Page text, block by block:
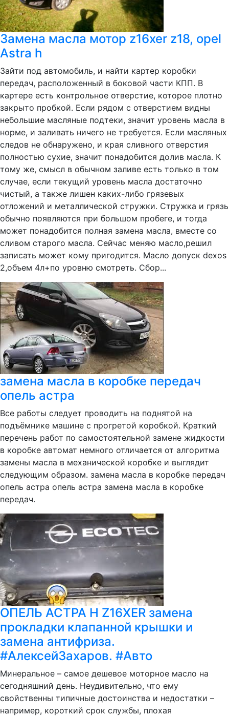
Замена масла мотор z16xer z18, opel
Astra h
Зайти под автомобиль, и найти картер коробки
передач, расположенный в боковой части КПП. В
картере есть контрольное отверстие, которое плотно
закрыто пробкой. Если рядом с отверстием видны
небольшие масляные подтеки, значит уровень масла в
норме, и заливать ничего не требуется. Если масляных
следов не обнаружено, и края сливного отверстия
полностью сухие, значит понадобится долив масла. К
тому же, смысл в обычном заливе есть только в том
случае, если текущий уровень масла достаточно
чистый, а также лишен каких-либо грязевых
отложений и металлической стружки. Стружка и грязь
обычно появляются при большом пробеге, и тогда
может понадобится полная замена масла, вместе со
сливом старого масла. Сейчас меняю масло,решил
записать может кому пригодится. Масло допуск dexos
2,объем 4л+по уровню смотреть. Сбор...
замена масла в коробке передач
опель астра
Все работы следует проводить на поднятой на
подъёмнике машине с прогретой коробкой. Краткий
перечень работ по самостоятельной замене жидкости
в коробке автомат немного отличается от алгоритма
замены масла в механической коробке и выглядит
следующим образом. замена масла в коробке передач
опель астра опель астра замена масла в коробке
передач.
ОПЕЛЬ АСТРА Н Z16XER замена
прокладки клапанной крышки и
замена антифриза.
#АлексейЗахаров. #Авто
Минеральное – самое дешевое моторное масло на
сегодняшний день. Неудивительно, что ему
свойственны типичные достоинства и недостатки –
например, короткий срок службы, плохая